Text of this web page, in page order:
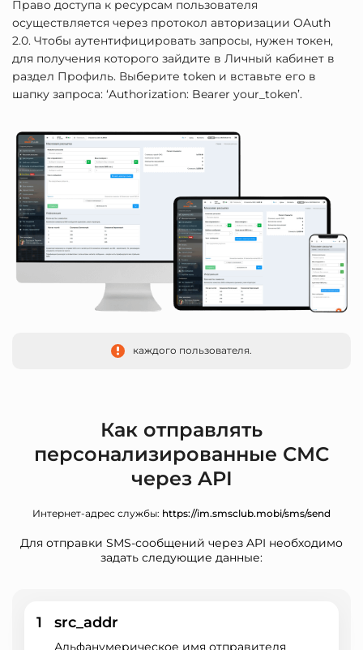
Право доступа к ресурсам пользователя
осуществляется через протокол авторизации OAuth
2.0. Чтобы аутентифицировать запросы, нужен токен,
для получения которого зайдите в Личный кабинет в
раздел Профиль. Выберите token и вставьте его в
шапку запроса: ‘Authorization: Bearer your_token’.
каждого пользователя.
Как отправлять
персонализированные СМС
через API
Интернет-адрес службы: https://im.smsclub.mobi/sms/send
Для отправки SMS-сообщений через API необходимо
задать следующие данные:
1 src_addr
Альфанумерическое имя отправителя